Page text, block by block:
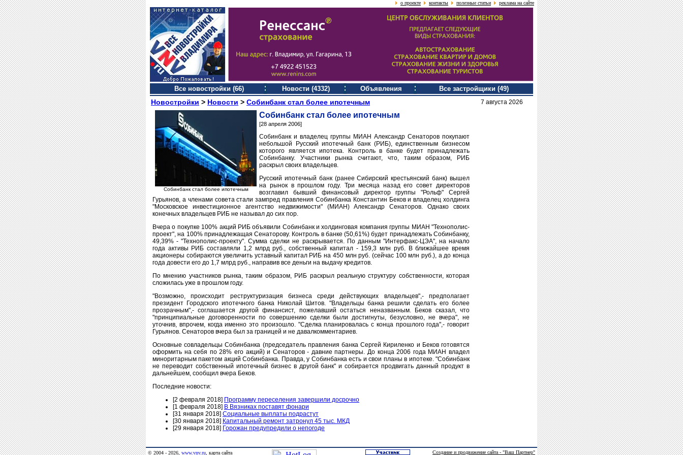
о проекте контакты полезные статьи реклама на сайте
Все новостройки (66) Новости (4332) Объявления Все застройщики (49)
Новостройки > Новости > Собинбанк стал более ипотечным 7 августа 2026
Собинбанк стал более ипотечным
Собинбанк стал более ипотечным
[28 апреля 2006]
Собинбанк и владелец группы МИАН Александр Сенаторов покупают
небольшой Русский ипотечный банк (РИБ), единственным бизнесом
которого является ипотека. Контроль в банке будет принадлежать
Собинбанку. Участники рынка считают, что, таким образом, РИБ
раскрыл своих владельцев.
Русский ипотечный банк (ранее Сибирский крестьянский банк) вышел
на рынок в прошлом году. Три месяца назад его совет директоров
возглавил бывший финансовый директор группы "Рольф" Сергей
Гурьянов, а членами совета стали зампред правления Собинбанка Константин Беков и владелец холдинга
"Московское инвестиционное агентство недвижимости" (МИАН) Александр Сенаторов. Однако своих
конечных владельцев РИБ не называл до сих пор.
Вчера о покупке 100% акций РИБ объявили Собинбанк и холдинговая компания группы МИАН "Технополис-
проект", на 100% принадлежащая Сенаторову. Контроль в банке (50,61%) будет принадлежать Собинбанку,
49,39% - "Технополис-проекту". Сумма сделки не раскрывается. По данным "Интерфакс-ЦЭА", на начало
года активы РИБ составляли 1,2 млрд руб., собственный капитал - 159,3 млн руб. В ближайшее время
акционеры собираются увеличить уставный капитал РИБ на 450 млн руб. (сейчас 100 млн руб.), а до конца
года довести его до 1,7 млрд руб., направив все деньги на выдачу кредитов.
По мнению участников рынка, таким образом, РИБ раскрыл реальную структуру собственности, которая
сложилась уже в прошлом году.
"Возможно, происходит реструктуризация бизнеса среди действующих владельцев",- предполагает
президент Городского ипотечного банка Николай Шитов. "Владельцы банка решили сделать его более
прозрачным",- соглашается другой финансист, пожелавший остаться неназванным. Беков сказал, что
"принципиальные договоренности по совершению сделки были достигнуты, безусловно, не вчера", не
уточнив, впрочем, когда именно это произошло. "Сделка планировалась с конца прошлого года",- говорит
Гурьянов. Сенаторов вчера был за границей и не давалкомментариев.
Основные совладельцы Собинбанка (председатель правления банка Сергей Кириленко и Беков готовятся
оформить на себя по 28% его акций) и Сенаторов - давние партнеры. До конца 2006 года МИАН владел
миноритарным пакетом акций Собинбанка. Правда, у Собинбанка есть и свои планы в ипотеке. "Собинбанк
не переводит собственный ипотечный бизнес в другой банк" и собирается продвигать данный продукт в
дальнейшем, сообщил вчера Беков.
Последние новости:
[2 февраля 2018] Программу переселения завершили досрочно
[1 февраля 2018] В Вязниках поставят фонари
[31 января 2018] Социальные выплаты подрастут
[30 января 2018] Капитальный ремонт затронул 45 тыс. МКД
[29 января 2018] Горожан предупредили о непогоде
© 2004 - 2026, www.vnv.ru карта сайта Создание и продвижение сайта - "Ваш Партнер"